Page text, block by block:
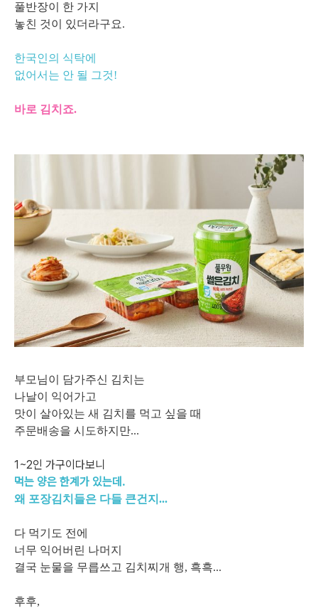
풀반장이 한 가지
놓친 것이 있더라구요.
한국인의 식탁에
없어서는 안 될 그것!
바로 김치죠.
부모님이 담가주신 김치는
나날이 익어가고
맛이 살아있는 새 김치를 먹고 싶을 때
주문배송을 시도하지만...
1~2인 가구이다보니
먹는 양은 한계가 있는데.
왜 포장김치들은 다들 큰건지...
다 먹기도 전에
너무 익어버린 나머지
결국 눈물을 무릅쓰고 김치찌개 행, 흑흑...
후후,